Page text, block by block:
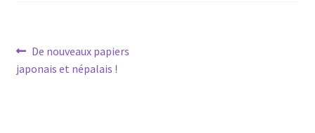
Navigation
de
Article
précédent :
De nouveaux papiers
japonais et népalais !